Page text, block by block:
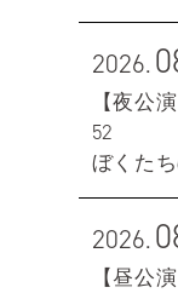
2026.
【夜公
52
ぼくた
2026.
【昼公